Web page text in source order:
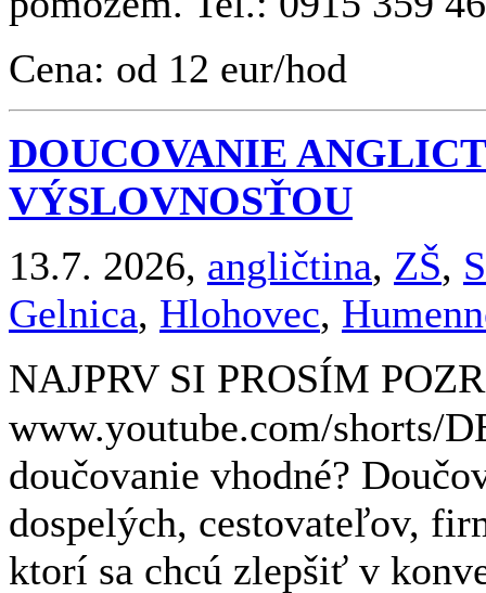
Cena: od 12 eur/hod
DOUCOVANIE
VÝSLOVNOSŤOU
13.7. 2026, angličtina, ZŠ,
Gelnica, Hlohovec,
NAJPRV SI PROSÍM
www.youtube.com/shorts/
doučovanie vhodné?
dospelých, cestovateľov,
ktorí sa chcú zlepšiť v